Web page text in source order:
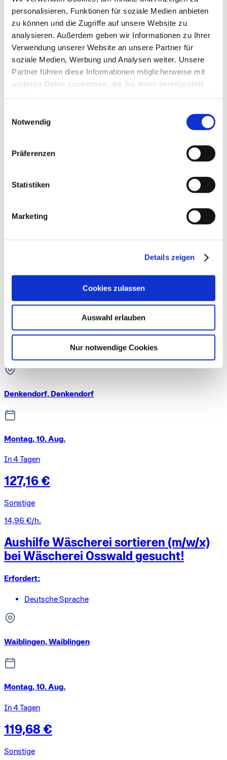
personalisieren, Funktionen für soziale Medien anbieten
zu können und die Zugriffe auf unsere Website zu
analysieren. Außerdem geben wir Informationen zu Ihrer
Verwendung unserer Website an unsere Partner für
soziale Medien, Werbung und Analysen weiter. Unsere
Partner führen diese Informationen möglicherweise mit
weiteren Daten zusammen, die Sie ihnen bereitgestellt
Notwendig
Präferenzen
Statistiken
Marketing
Details zeigen
Cookies zulassen
Auswahl erlauben
Nur notwendige Cookies
Sonstige
15,29 €/h.
Reinigungsaushilfe gesucht für
Dussmann
Deutsche Sprache
Unterbiberg, Neubiberg
Warenverräumung bei Penny
Erfordert:
Deutsche Sprache
Denkendorf, Denkendorf
Montag, 10. Aug.
In 4 Tagen
127,16 €
Sonstige
14,96 €/h.
Aushilfe Wäscherei sortieren (m/w/x)
bei Wäscherei Osswald gesucht!
Erfordert:
Deutsche Sprache
Waiblingen, Waiblingen
Montag, 10. Aug.
In 4 Tagen
119,68 €
Sonstige